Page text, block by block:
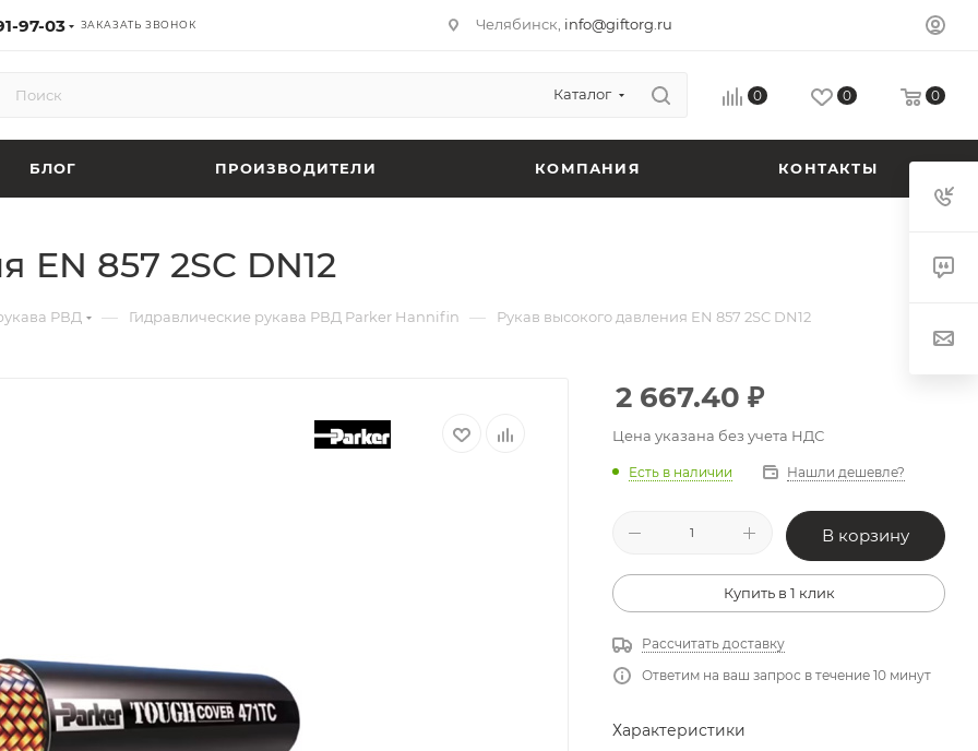
97-03 ЗАКАЗАТЬ ЗВОНОК Челябинск, info@giftorg.ru
Каталог 0 0 0
БЛОГ ПРОИЗВОДИТЕЛИ КОМПАНИЯ КОНТАКТЫ
EN 857 2SC DN12
РВД — Гидравлические рукава РВД Parker Hannifin — Рукав высокого давления EN 857 2SC DN12
2 667.40 ₽
Цена указана без учета НДС
Есть в наличии Нашли дешевле?
В корзину
Купить в 1 клик
Рассчитать доставку
Ответим на ваш запрос в течение 10 минут
Характеристики